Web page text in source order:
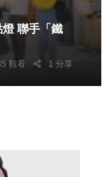
聯手「鐵
觀看 1 分享